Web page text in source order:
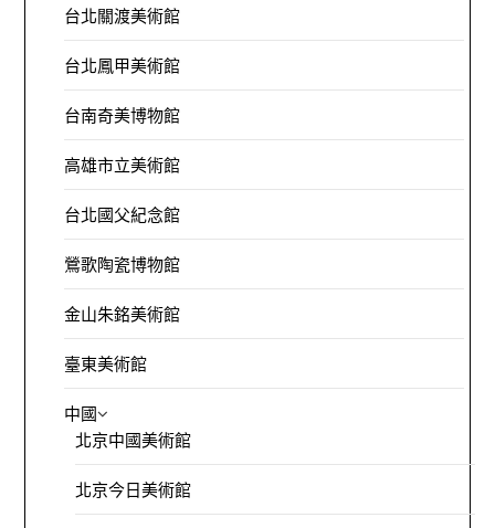
台北關渡美術館
台北鳳甲美術館
台南奇美博物館
高雄市立美術館
台北國父紀念館
鶯歌陶瓷博物館
金山朱銘美術館
臺東美術館
中國
北京中國美術館
北京今日美術館